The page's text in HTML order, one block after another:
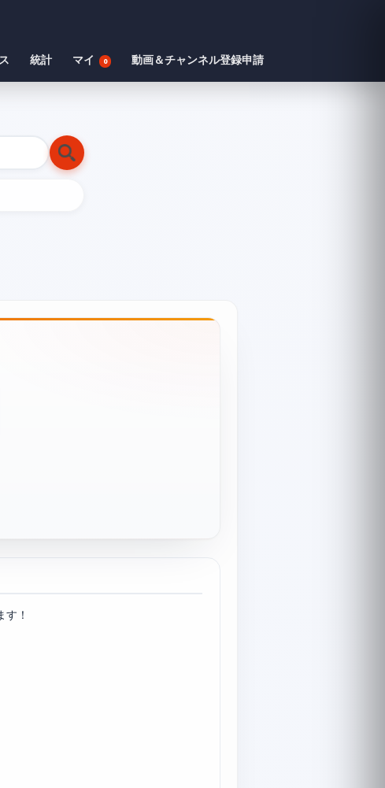
統計 マイ 0 動画＆チャンネル登録申請
！